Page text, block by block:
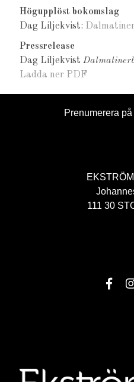
Högupplöst bokomslag
Dag Liljekvist:
Pressrelease
Dag Liljekvist
Ladda ner PDF
Prenumerera
111 30